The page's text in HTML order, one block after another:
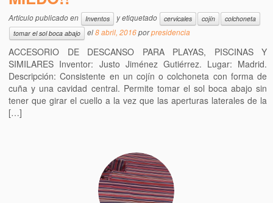
Artículo publicado en Inventos y etiquetado cervicales cojín
colchoneta
tomar el sol boca abajo
el8 abril, 2016porpresidencia
ACCESORIO DE DESCANSO PARA PLAYAS, PISCINAS Y
SIMILARES Inventor: Justo Jiménez Gutiérrez. Lugar: Madrid.
Descripción: Consistente en un cojín o colchoneta con forma de
cuña y una cavidad central. Permite tomar el sol boca abajo sin
tener que girar el cuello a la vez que las aperturas laterales de la
[…]